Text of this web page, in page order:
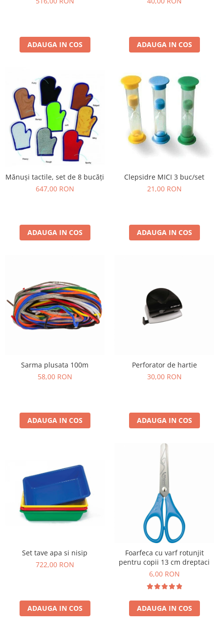
ADAUGA IN COS ADAUGA IN COS
Mănuși tactile, set de 8 bucăți
647,00 RON
ADAUGA IN COS
Clepsidre MICI 3 buc/set
21,00 RON
ADAUGA IN COS
Sarma plusata 100m
58,00 RON
ADAUGA IN COS
Perforator de hartie
30,00 RON
ADAUGA IN COS
Set tave apa si nisip
722,00 RON
ADAUGA IN COS
Foarfeca cu varf rotunjit
pentru copii 13 cm dreptaci
6,00 RON
ADAUGA IN COS